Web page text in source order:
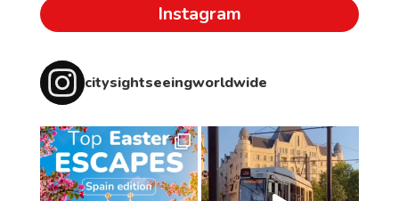
Instagram
citysightseeingworldwide